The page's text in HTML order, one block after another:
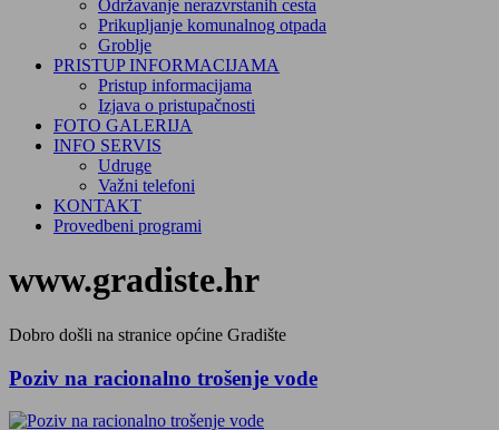
Održavanje nerazvrstanih cesta
Prikupljanje komunalnog otpada
Groblje
PRISTUP INFORMACIJAMA
Pristup informacijama
Izjava o pristupačnosti
FOTO GALERIJA
INFO SERVIS
Udruge
Važni telefoni
KONTAKT
Provedbeni programi
www.gradiste.hr
Dobro došli na stranice općine Gradište
Poziv na racionalno trošenje vode